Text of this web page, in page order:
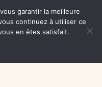
garantir la meilleure
continuez à utiliser ce
en êtes satisfait.